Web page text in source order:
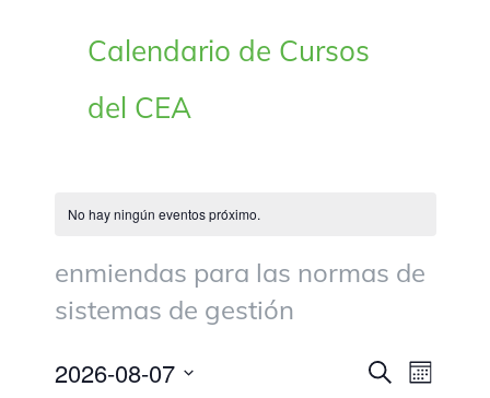
Calendario de Cursos
del CEA
No hay ningún eventos próximo.
enmiendas para las normas de
sistemas de gestión
Búsqueda
BuscarMonth
2026-08-07